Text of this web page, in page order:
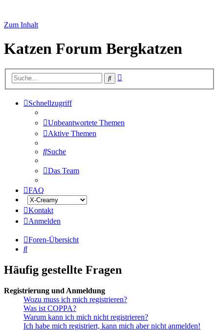
Zum Inhalt
Katzen Forum Bergkatzen
Suche
Schnellzugriff
Unbeantwortete Themen
Aktive Themen
Suche
Das Team
FAQ
Kontakt
Anmelden
Foren-Übersicht
Suche
Häufig gestellte Fragen
Registrierung und Anmeldung
Wozu muss ich mich registrieren?
Was ist COPPA?
Warum kann ich mich nicht registrieren?
Ich habe mich registriert, kann mich aber nicht anmelden!